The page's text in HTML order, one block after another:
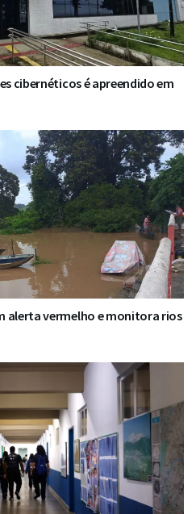
cibernéticos é apreendido em
alerta vermelho e monitora rios